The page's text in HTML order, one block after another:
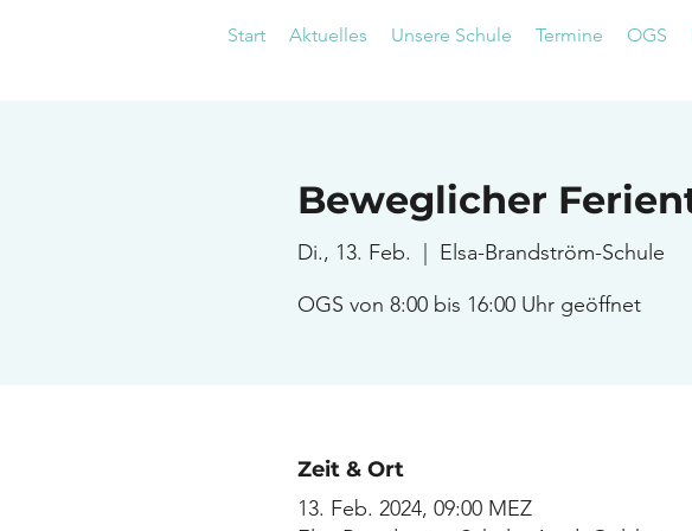
Start Aktuelles Unsere Schule Termine OGS
Beweglicher
Di., 13. Feb.
Elsa-Brandström-Schule
OGS von 8:00 bis 16:00 Uhr geöffnet
Zeit & Ort
13. Feb. 2024, 09:00 MEZ